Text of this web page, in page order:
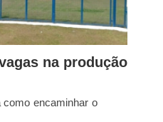
na produção
encaminhar o